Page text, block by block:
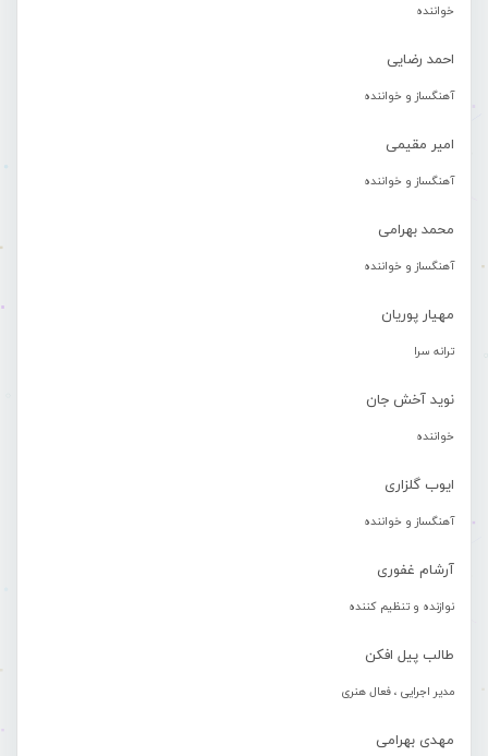
خواننده
احمد رضایی
آهنگساز و خواننده
امیر مقیمی
آهنگساز و خواننده
محمد بهرامی
آهنگساز و خواننده
مهیار پوریان
ترانه سرا
نوید آخش جان
خواننده
ایوب گلزاری
آهنگساز و خواننده
آرشام غفوری
نوازنده و تنظیم کننده
طالب پیل افکن
مدیر اجرایی ، فعال هنری
مهدی بهرامی